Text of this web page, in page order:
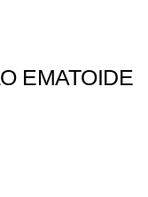
EMATOIDE